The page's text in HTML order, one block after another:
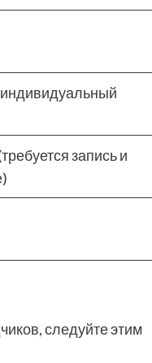
запись и
следуйте этим